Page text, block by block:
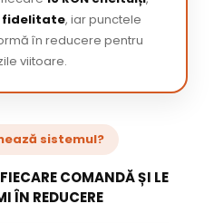
fidelitate, iar punctele
în reducere pentru
viitoare.
sistemul?
COMANDĂ ȘI LE
ÎN REDUCERE